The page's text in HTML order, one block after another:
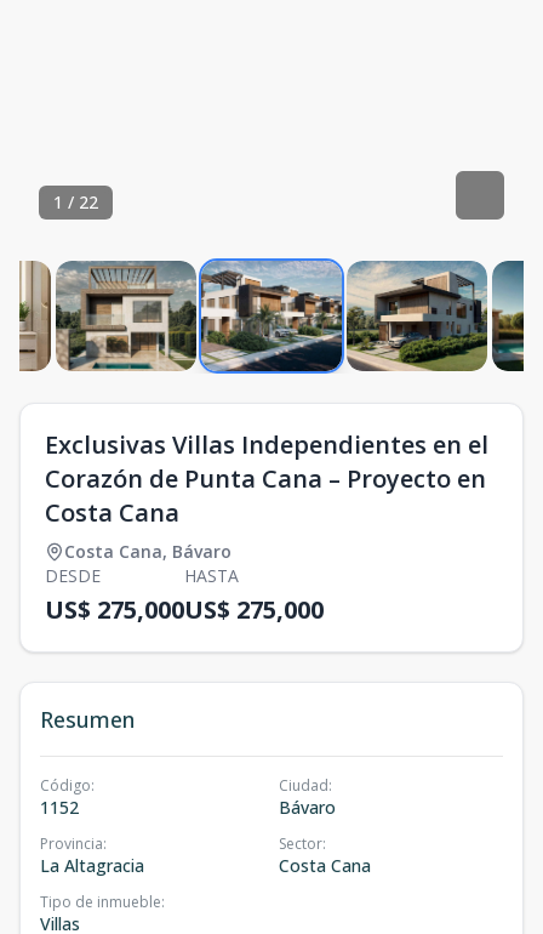
1 / 22
Exclusivas Villas Independientes en el
Corazón de Punta Cana – Proyecto en
Costa Cana
Costa Cana, Bávaro
DESDE
US$ 275,000
HASTA
US$ 275,000
Resumen
Código:
1152
Ciudad:
Bávaro
Provincia:
La Altagracia
Sector:
Costa Cana
Tipo de inmueble:
Villas